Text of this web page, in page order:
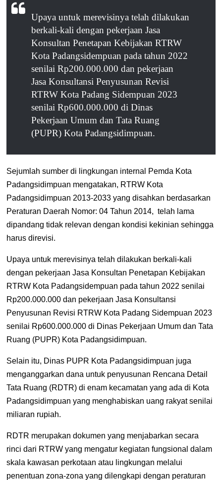
Upaya untuk merevisinya telah dilakukan
berkali-kali dengan pekerjaan Jasa
Konsultan Penetapan Kebijakan RTRW
Kota Padangsidempuan pada tahun 2022
senilai Rp200.000.000 dan pekerjaan
Jasa Konsultansi Penyusunan Revisi
RTRW Kota Padang Sidempuan 2023
senilai Rp600.000.000 di Dinas
Pekerjaan Umum dan Tata Ruang
(PUPR) Kota Padangsidimpuan.
Sejumlah sumber di lingkungan internal Pemda Kota
Padangsidimpuan mengatakan, RTRW Kota
Padangsidimpuan 2013-2033 yang disahkan berdasarkan
Peraturan Daerah Nomor: 04 Tahun 2014, telah lama
dipandang tidak relevan dengan kondisi kekinian sehingga
harus direvisi.
Upaya untuk merevisinya telah dilakukan berkali-kali
dengan pekerjaan Jasa Konsultan Penetapan Kebijakan
RTRW Kota Padangsidempuan pada tahun 2022 senilai
Rp200.000.000 dan pekerjaan Jasa Konsultansi
Penyusunan Revisi RTRW Kota Padang Sidempuan 2023
senilai Rp600.000.000 di Dinas Pekerjaan Umum dan Tata
Ruang (PUPR) Kota Padangsidimpuan.
Selain itu, Dinas PUPR Kota Padangsidimpuan juga
menganggarkan dana untuk penyusunan Rencana Detail
Tata Ruang (RDTR) dienam kecamatan yang ada di Kota
Padangsidimpuan yang menghabiskan uang rakyat senilai
miliaran rupiah.
RDTR merupakan dokumen yang menjabarkan secara
rinci dari RTRW yang mengatur kegiatan fungsional dalam
skala kawasan perkotaan atau lingkungan melalui
penentuan zona-zona yang dilengkapi dengan peraturan